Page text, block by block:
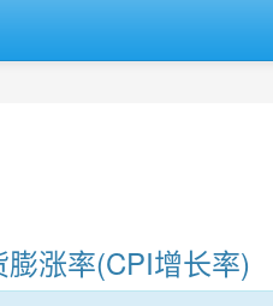
涨率(CPI增长率)